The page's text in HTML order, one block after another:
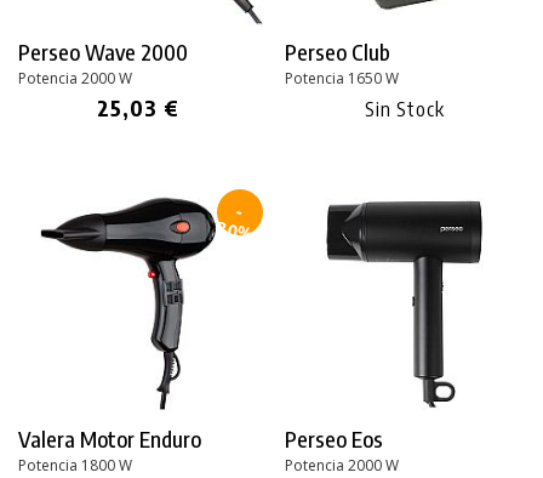
PerseoWave 2000
Potencia 2000 W
25,03 €
Perseo Club
Potencia 1650 W
Sin Stock
-
30%
Valera Motor Enduro
Potencia 1800 W
Perseo Eos
Potencia 2000 W